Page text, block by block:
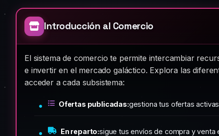
Introducción al Comercio
El sistema de comercio te permite intercambiar
e invertir en el mercado galáctico. Explora las
acceder a cada subsistema:
Ofertas publicadas:gestiona tus ofertas
En reparto:sigue tus envíos de compra y venta